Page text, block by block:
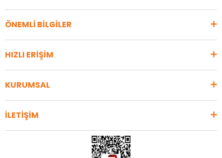
ÖNEMLİ BİLGİLER
HIZLI ERİŞİM
KURUMSAL
İLETİŞİM